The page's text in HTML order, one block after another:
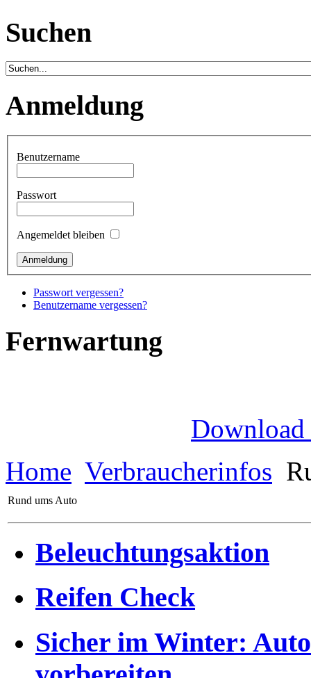
Suchen
Anmeldung
Benutzername
Passwort
Angemeldet bleiben
Passwort vergessen?
Benutzername vergessen?
Fernwartung
Download
Home Verbraucherinfos
Rund ums Auto
Beleuchtungsaktion
Reifen Check
Sicher im Winter: